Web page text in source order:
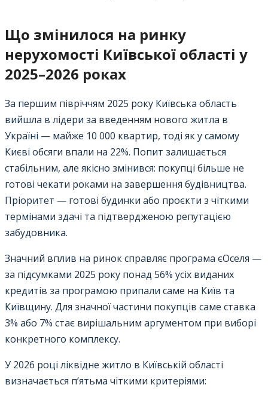
Що змінилося на ринку
нерухомості Київської області у
2025–2026 роках
За першим півріччям 2025 року Київська область
вийшла в лідери за введенням нового житла в
Україні — майже 10 000 квартир, тоді як у самому
Києві обсяги впали на 22%. Попит залишається
стабільним, але якісно змінився: покупці більше не
готові чекати роками на завершення будівництва.
Пріоритет — готові будинки або проєкти з чіткими
термінами здачі та підтвердженою репутацією
забудовника.
Значний вплив на ринок справляє програма єОселя —
за підсумками 2025 року понад 56% усіх виданих
кредитів за програмою припали саме на Київ та
Київщину. Для значної частини покупців саме ставка
3% або 7% стає вирішальним аргументом при виборі
конкретного комплексу.
У 2026 році ліквідне житло в Київській області
визначається п’ятьма чіткими критеріями: